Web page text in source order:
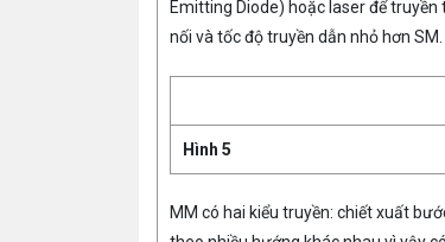
Emitting Diode) hoặc laser để
nối và tốc độ truyền dẫn nhỏ hơn SM.
Hình 5
MM có hai kiểu truyền: chiết xuất